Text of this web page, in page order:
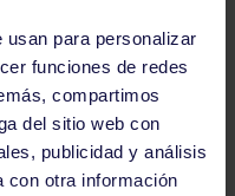
para personalizar
funciones de redes
compartimos
del sitio web con
publicidad y análisis
con otra información